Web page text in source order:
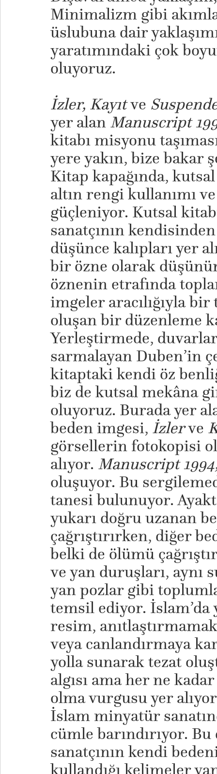
Minimalizm gibi
üslubuna dair
yaratımındaki çok
oluyoruz.
İzler, Kayıtve
yer alan Manuscript
kitabı misyonu
yere yakın, bize bakar
Kitap kapağında,
altın rengi kullanımı
güçleniyor. Kutsal
sanatçının kendisinden
düşünce kalıpları yer
bir özne olarak
öznenin etrafında
imgeler aracılığıyla
oluşan bir düzenleme
Yerleştirmede, duvarlar
sarmalayan Duben’in
kitaptaki kendi öz
biz de kutsal mekâna
oluyoruz. Burada yer
beden imgesi, İzlerve
görsellerin fotokopisi
alıyor. Manuscript
oluşuyor. Bu
tanesi bulunuyor.
yukarı doğru uzanan
çağrıştırırken, diğer
belki de ölümü
ve yan duruşları, aynı
yan pozlar gibi
temsil ediyor.
resim,
veya canlandırmaya
yolla sunarak tezat
algısı ama her ne
olma vurgusu yer
İslam minyatür
cümle barındırıyor.
sanatçının kendi
kullandığı kelimeler